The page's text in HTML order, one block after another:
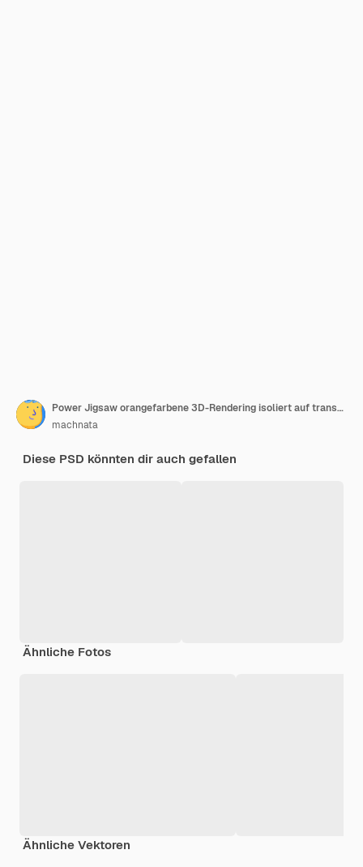
Power Jigsaw orangefarbene 3D-Rendering isoliert auf transparentem Hintergrund
machnata
Diese PSD könnten dir auch gefallen
Ähnliche Fotos
Ähnliche Vektoren